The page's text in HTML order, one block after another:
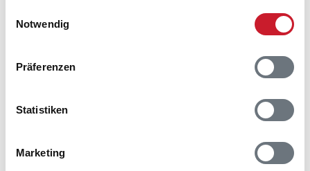
Notwendig
Präferenzen
Statistiken
Marketing
Kettrup Bjerge